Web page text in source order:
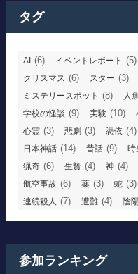
タグ
AI (6) イベントレポート (5)
クリスマス (6) スター (3)
ミステリースポット (8) 人
学校の怪談 (9) 実験 (10)
心霊 (3) 悲劇 (3) 憑依 (4)
日本神話 (14) 昔話 (9) 時
猟奇 (6) 生贄 (4) 神 (4)
航空事故 (6) 薬 (3) 蛇 (3)
連続殺人 (7) 遭難 (4) 陰
参加ランキング